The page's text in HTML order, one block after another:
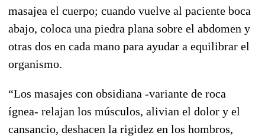
masajea el cuerpo; cuando vuelve al paciente boca
abajo, coloca una piedra plana sobre el abdomen y
otras dos en cada mano para ayudar a equilibrar el
organismo.
“Los masajes con obsidiana -variante de roca
ígnea- relajan los músculos, alivian el dolor y el
cansancio, deshacen la rigidez en los hombros,